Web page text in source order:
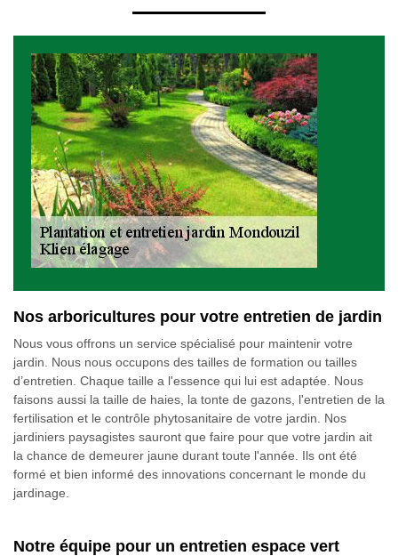
Nos arboricultures pour votre entretien de jardin
Nous vous offrons un service spécialisé pour maintenir votre
jardin. Nous nous occupons des tailles de formation ou tailles
d’entretien. Chaque taille a l'essence qui lui est adaptée. Nous
faisons aussi la taille de haies, la tonte de gazons, l'entretien de la
fertilisation et le contrôle phytosanitaire de votre jardin. Nos
jardiniers paysagistes sauront que faire pour que votre jardin ait
la chance de demeurer jaune durant toute l'année. Ils ont été
formé et bien informé des innovations concernant le monde du
jardinage.
Notre équipe pour un entretien espace vert